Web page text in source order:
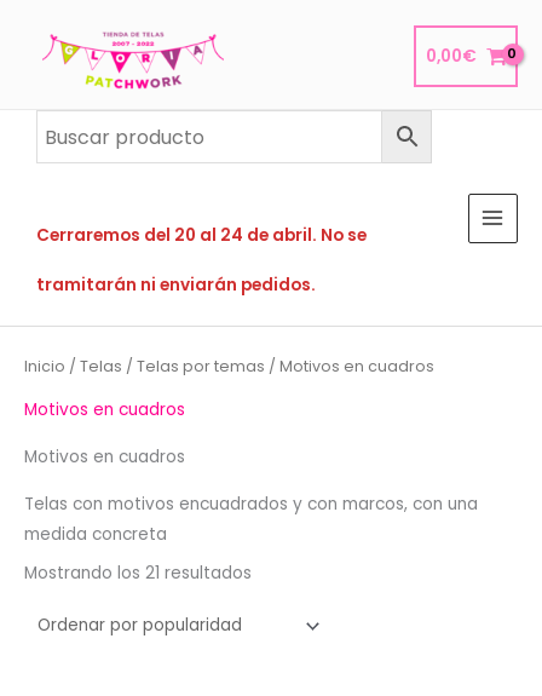
0,00€
Cerraremos del 20 al 24 de abril. No se
tramitarán ni enviarán pedidos.
Inicio / Telas / Telas por temas / Motivos en cuadros
Motivos en cuadros
Motivos en cuadros
Telas con motivos encuadrados y con marcos, con una
medida concreta
Mostrando los 21 resultados